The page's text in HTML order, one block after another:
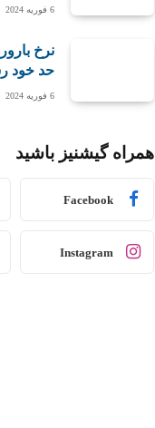
6 فوریه 2024
نرخ
حد خود
6 فوریه 2024
همراه گیشنیز باشید
Facebook
Instagram